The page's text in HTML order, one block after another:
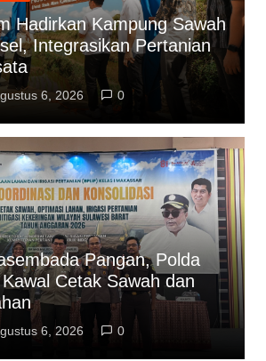
Hadirkan Kampung Sawah
Integrasikan Pertanian
6, 2026 0
Pangan, Polda
Cetak Sawah dan
6, 2026 0